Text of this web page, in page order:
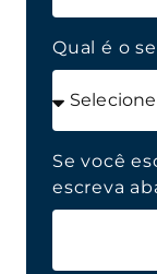
Qual é o
Se você
escreva